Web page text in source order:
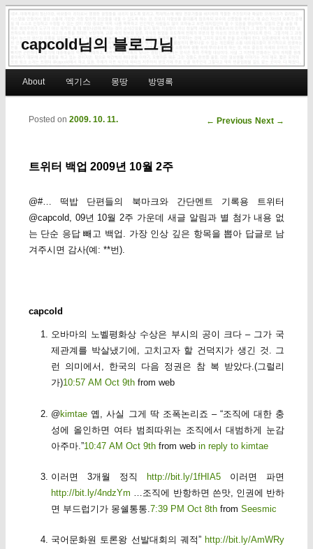
capcold님의 블로그님
Skip to primary content
Skip to secondary content
About 엑기스 몽땅 방명록
Post navigation
← Previous Next →
트위터 백업 2009년 10월 2주
Posted on 2009. 10. 11.
@#… 떡밥 단편들의 북마크와 간단멘트 기록용 트위터
@capcold, 09년 10월 2주 가운데 새글 알림과 별 첨가 내용 없
는 단순 응답 빼고 백업. 가장 인상 깊은 항목을 뽑아 답글로 남
겨주시면 감사(예: **번).
capcold
오바마의 노벨평화상 수상은 부시의 공이 크다 – 그가 국
제관계를 박살냈기에, 고치고자 할 건덕지가 생긴 것. 그
런 의미에서, 한국의 다음 정권은 참 복 받았다.(그럴리
가)10:57 AM Oct 9th from web
@kimtae 옙, 사실 그게 딱 조폭논리죠 – “조직에 대한 충
성에 올인하면 여타 범죄따위는 조직에서 대범하게 눈감
아주마.”10:47 AM Oct 9th from web in reply to kimtae
이러면 3개월 정직http://bit.ly/1fHIA5 이러면 파면
http://bit.ly/4ndzYm …조직에 반항하면 쓴맛, 인권에 반하
면 부드럽기가 몽쉘통통.7:39 PM Oct 8th fromSeesmic
국어문화원 토론왕 선발대회의 궤적” http://bit.ly/AmWRy